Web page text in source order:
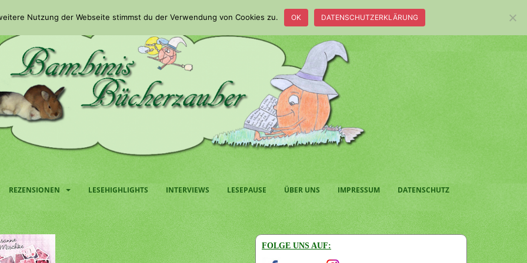
REZENSIONEN LESEHIGHLIGHTS INTERVIEWS LESEPAUSE ÜBER UNS IMPRESSUM DATENSCHUTZ
FOLGE UNS AUF:
Nutzung der Webseite stimmst du der Verwendung von Cookies zu. OK DATENSCHUTZERKLÄRUNG